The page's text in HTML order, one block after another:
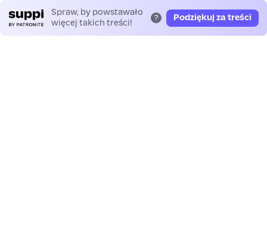
Spraw, by powstawało
więcej takich treści!
? Podziękuj za treści